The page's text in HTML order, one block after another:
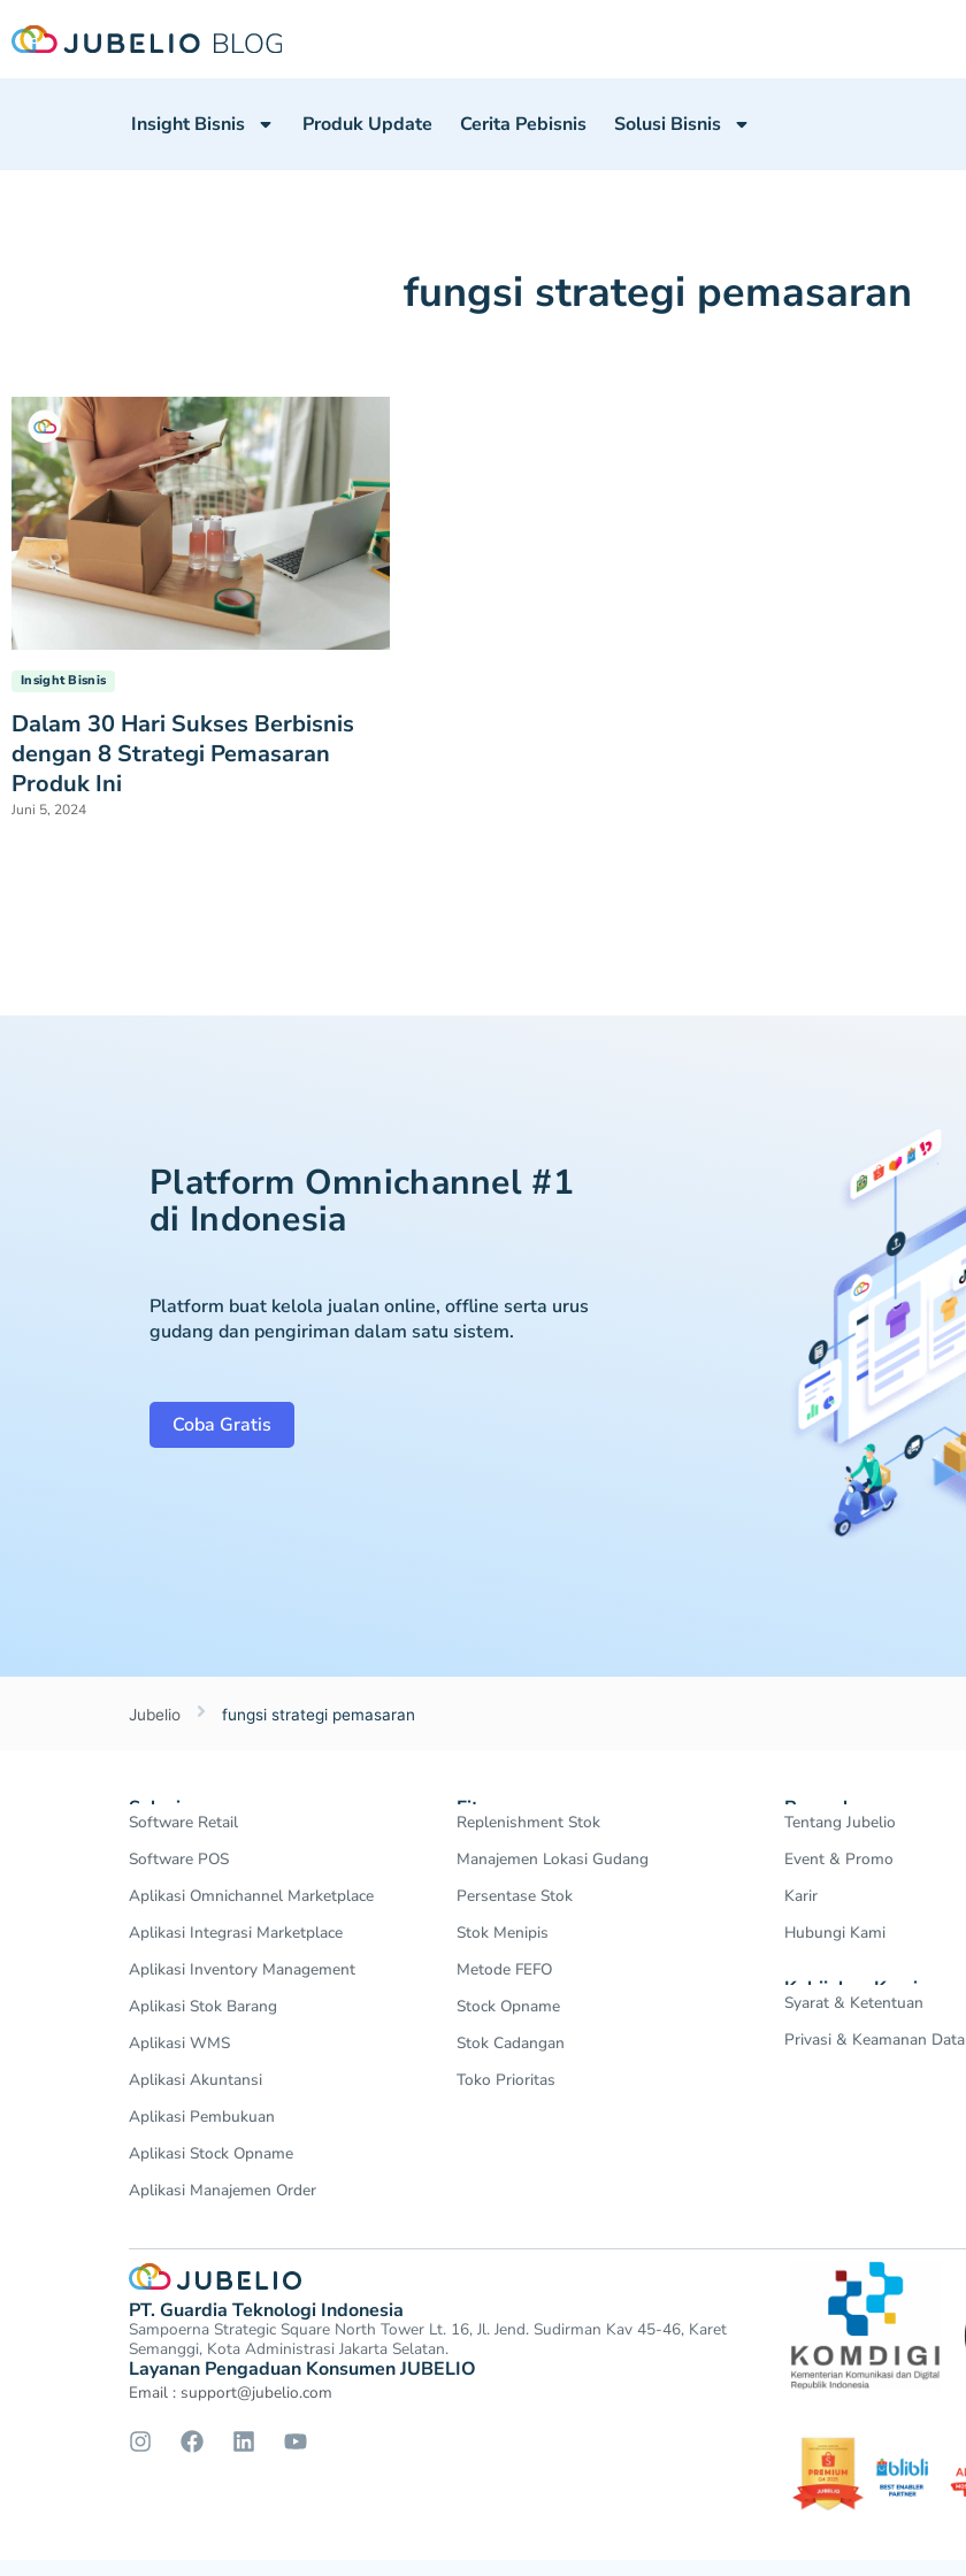
Insight Bisnis Produk Update Cerita Pebisnis Solusi Bisnis
fungsi strategi pemasaran
Insight Bisnis
Dalam 30 Hari Sukses Berbisnis
dengan 8 Strategi Pemasaran
Produk Ini
Juni 5, 2024
Platform Omnichannel #1
di Indonesia
Platform buat kelola jualan online, offline serta urus
gudang dan pengiriman dalam satu sistem.
Coba Gratis
Jubelio fungsi strategi pemasaran
Solusi
Software Retail
Software POS
Aplikasi Omnichannel Marketplace
Aplikasi Integrasi Marketplace
Aplikasi Inventory Management
Aplikasi Stok Barang
Aplikasi WMS
Aplikasi Akuntansi
Aplikasi Pembukuan
Aplikasi Stock Opname
Aplikasi Manajemen Order
Fitur
Replenishment Stok
Manajemen Lokasi Gudang
Persentase Stok
Stok Menipis
Metode FEFO
Stock Opname
Stok Cadangan
Toko Prioritas
Perusahaan
Tentang Jubelio
Event & Promo
Karir
Hubungi Kami
Kebijakan Kami
Syarat & Ketentuan
Privasi & Keamanan Data
PT. Guardia Teknologi Indonesia
Sampoerna Strategic Square North Tower Lt. 16, Jl. Jend. Sudirman Kav 45-46, Karet
Semanggi, Kota Administrasi Jakarta Selatan.
Layanan Pengaduan Konsumen JUBELIO
Email : support@jubelio.com